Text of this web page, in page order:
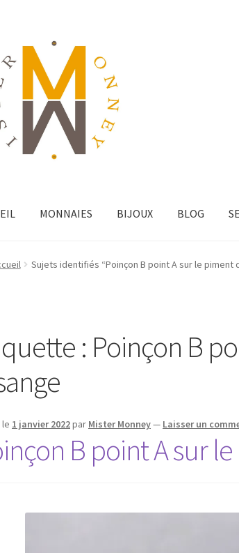
MONNAIES BIJOUX BLOG
Sujets identifiés “Poinçon B point A sur le piment
: Poinçon B
le 1 janvier 2022par Mister Monney— Laisser un
B point A sur